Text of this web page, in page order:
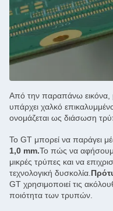
Από την παραπάνω εικόνα,
υπάρχει χαλκό
ονομάζεται ως διάσωση
Το GT μπορεί να παράγει
1,0 mm.Το πώς να
μικρές τρύπες και να
τεχνολογική δυσκολία.
GT χρησιμοποιεί τις
ποιότητα των τρυπών.